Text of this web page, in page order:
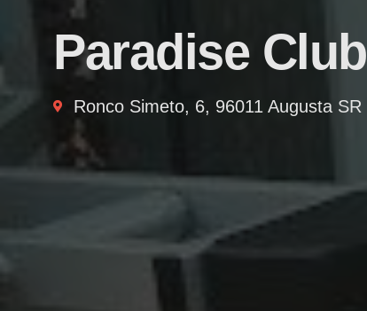
Paradise Club
Ronco Simeto, 6, 96011 Augusta SR